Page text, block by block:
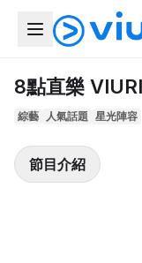
8點直樂
綜藝 人氣話題 星光陣容
節目介紹